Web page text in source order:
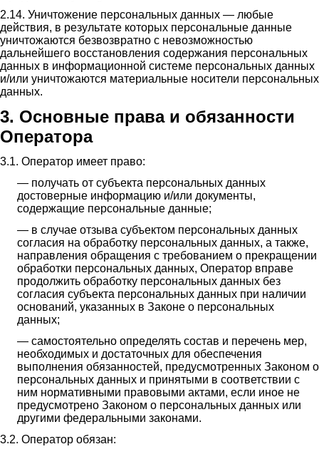
2.14. Уничтожение персональных данных — любые
действия, в результате которых персональные данные
уничтожаются безвозвратно с невозможностью
дальнейшего восстановления содержания персональных
данных в информационной системе персональных данных
и/или уничтожаются материальные носители персональных
данных.
3. Основные права и обязанности
Оператора
3.1. Оператор имеет право:
— получать от субъекта персональных данных
достоверные информацию и/или документы,
содержащие персональные данные;
— в случае отзыва субъектом персональных данных
согласия на обработку персональных данных, а также,
направления обращения с требованием о прекращении
обработки персональных данных, Оператор вправе
продолжить обработку персональных данных без
согласия субъекта персональных данных при наличии
оснований, указанных в Законе о персональных
данных;
— самостоятельно определять состав и перечень мер,
необходимых и достаточных для обеспечения
выполнения обязанностей, предусмотренных Законом о
персональных данных и принятыми в соответствии с
ним нормативными правовыми актами, если иное не
предусмотрено Законом о персональных данных или
другими федеральными законами.
3.2. Оператор обязан: